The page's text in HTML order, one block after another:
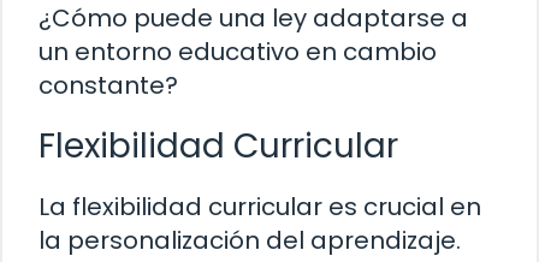
¿Cómo puede una ley adaptarse a
un entorno educativo en cambio
constante?
Flexibilidad Curricular
La flexibilidad curricular es crucial en
la personalización del aprendizaje.